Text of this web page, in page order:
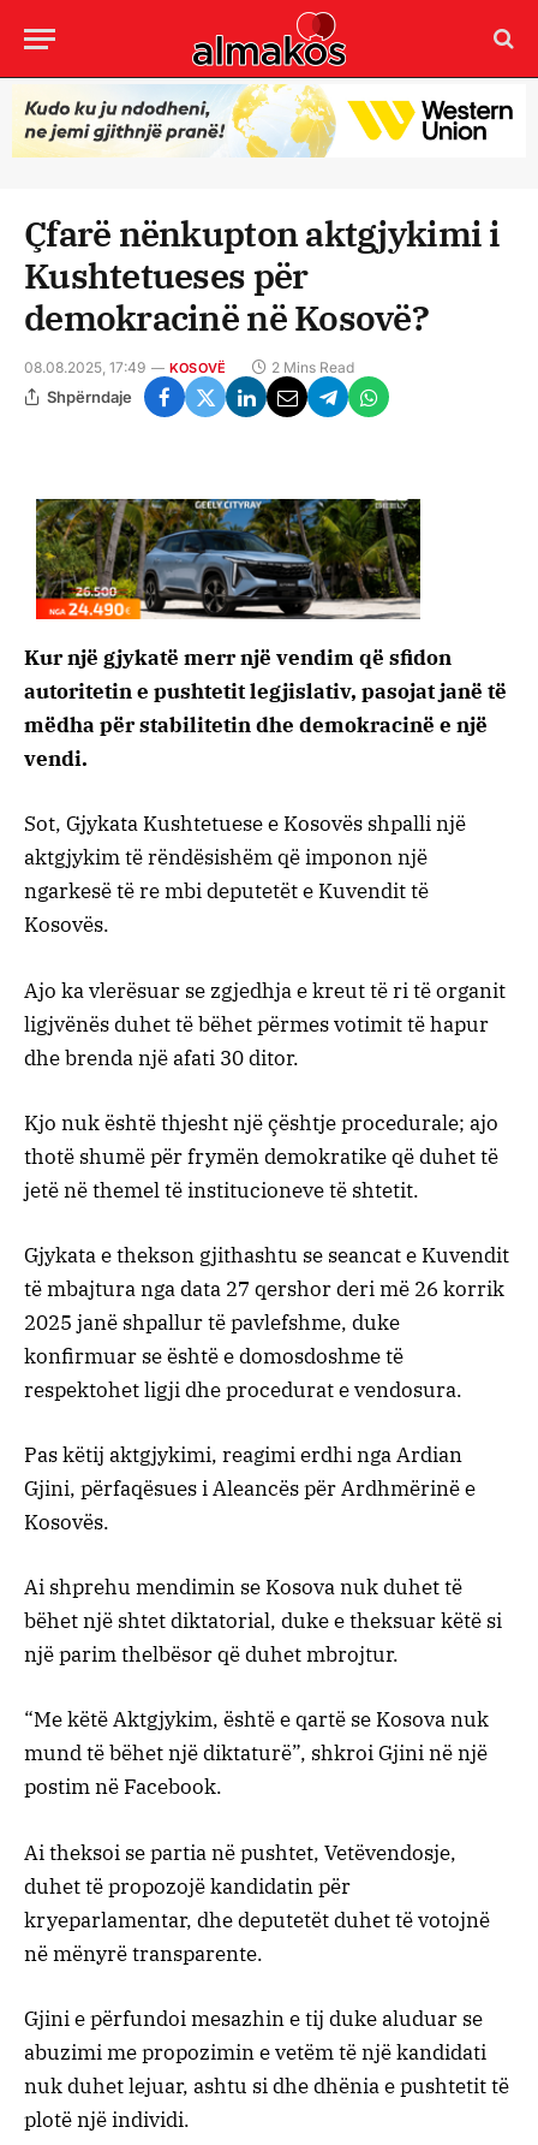
Çfarë nënkupton aktgjykimi i
Kushtetueses për
demokracinë në Kosovë?
08.08.2025, 17:49 KOSOVË 2 Mins Read
Shpërndaje
Kur një gjykatë merr një vendim që sfidon
autoritetin e pushtetit legjislativ, pasojat janë të
mëdha për stabilitetin dhe demokracinë e një
vendi.
Sot, Gjykata Kushtetuese e Kosovës shpalli një
aktgjykim të rëndësishëm që imponon një
ngarkesë të re mbi deputetët e Kuvendit të
Kosovës.
Ajo ka vlerësuar se zgjedhja e kreut të ri të organit
ligjvënës duhet të bëhet përmes votimit të hapur
dhe brenda një afati 30 ditor.
Kjo nuk është thjesht një çështje procedurale; ajo
thotë shumë për frymën demokratike që duhet të
jetë në themel të institucioneve të shtetit.
Gjykata e thekson gjithashtu se seancat e Kuvendit
të mbajtura nga data 27 qershor deri më 26 korrik
2025 janë shpallur të pavlefshme, duke
konfirmuar se është e domosdoshme të
respektohet ligji dhe procedurat e vendosura.
Pas këtij aktgjykimi, reagimi erdhi nga Ardian
Gjini, përfaqësues i Aleancës për Ardhmërinë e
Kosovës.
Ai shprehu mendimin se Kosova nuk duhet të
bëhet një shtet diktatorial, duke e theksuar këtë si
një parim thelbësor që duhet mbrojtur.
“Me këtë Aktgjykim, është e qartë se Kosova nuk
mund të bëhet një diktaturë”, shkroi Gjini në një
postim në Facebook.
Ai theksoi se partia në pushtet, Vetëvendosje,
duhet të propozojë kandidatin për
kryeparlamentar, dhe deputetët duhet të votojnë
në mënyrë transparente.
Gjini e përfundoi mesazhin e tij duke aluduar se
abuzimi me propozimin e vetëm të një kandidati
nuk duhet lejuar, ashtu si dhe dhënia e pushtetit të
plotë një individi.